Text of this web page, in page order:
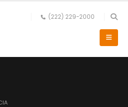
(222) 229-2000